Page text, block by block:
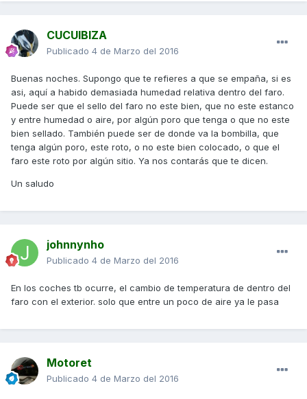
CUCUIBIZA
Publicado 4 de Marzo del 2016
Buenas noches. Supongo que te refieres a que se empaña, si es
asi, aquí a habido demasiada humedad relativa dentro del faro.
Puede ser que el sello del faro no este bien, que no este estanco
y entre humedad o aire, por algún poro que tenga o que no este
bien sellado. También puede ser de donde va la bombilla, que
tenga algún poro, este roto, o no este bien colocado, o que el
faro este roto por algún sitio. Ya nos contarás que te dicen.
Un saludo
johnnynho
Publicado 4 de Marzo del 2016
En los coches tb ocurre, el cambio de temperatura de dentro del
faro con el exterior. solo que entre un poco de aire ya le pasa
Motoret
Publicado 4 de Marzo del 2016